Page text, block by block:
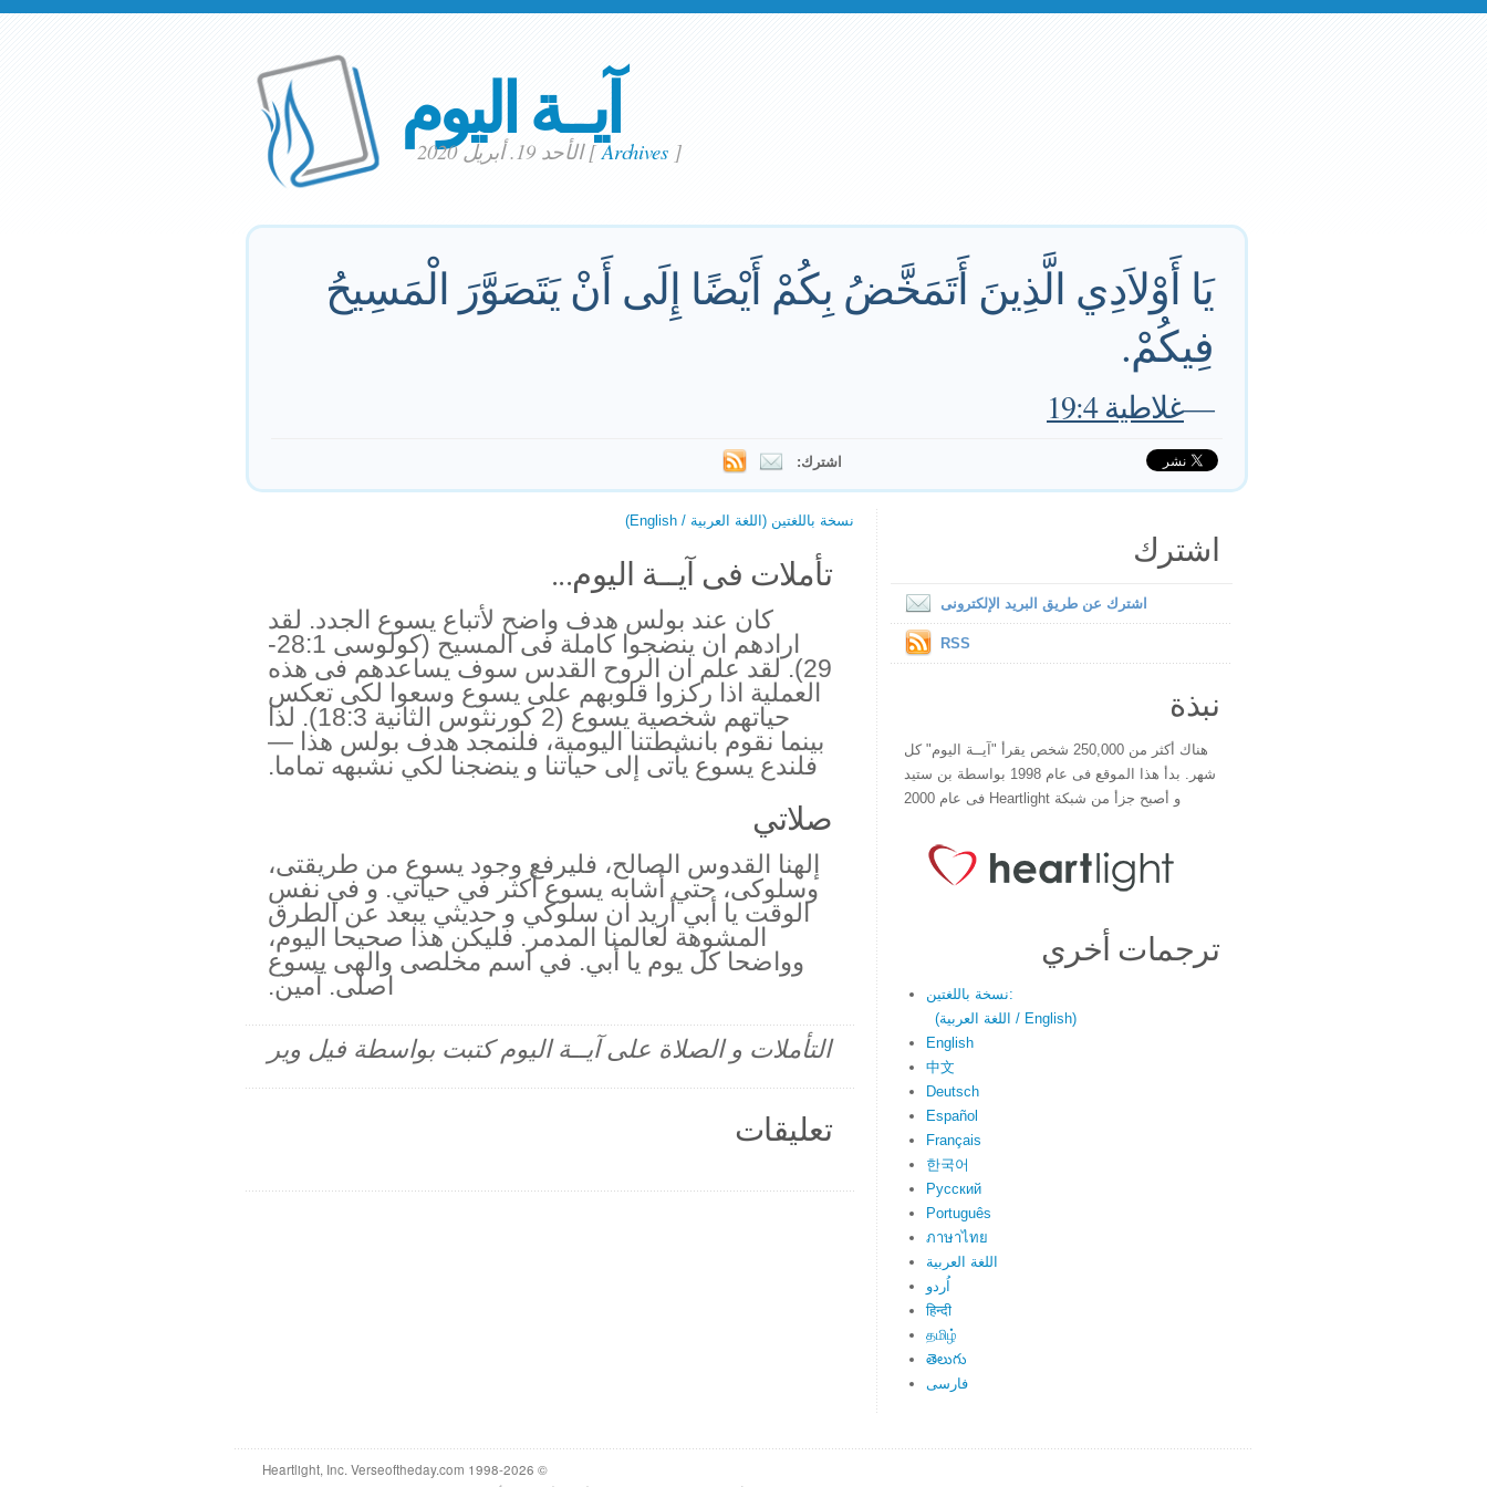
آيــة اليوم
الأحد 19. أبريل 2020[Archives]
يَا أَوْلاَدِي الَّذِينَ أَتَمَخَّضُ بِكُمْ أَيْضًا إِلَى أَنْ يَتَصَوَّرَ الْمَسِيحُ
فِيكُمْ.
—غلاطية 19:4
اشترك:
نسخة باللغتين (اللغة العربية / English)
تأملات فى آيــة اليوم...
كان عند بولس هدف واضح لأتباع يسوع الجدد. لقد
ارادهم ان ينضجوا كاملة فى المسيح (كولوسى 28:1-
29). لقد علم ان الروح القدس سوف يساعدهم فى هذه
العملية اذا ركزوا قلوبهم على يسوع وسعوا لكى تعكس
حياتهم شخصية يسوع (2 كورنثوس الثانية 18:3). لذا
بينما نقوم بانشطتنا اليومية، فلنمجد هدف بولس هذا —
فلندع يسوع يأتى إلى حياتنا و ينضجنا لكي نشبهه تماما.
صلاتي
إلهنا القدوس الصالح، فليرفع وجود يسوع من طريقتى،
وسلوكى، حتي أشابه يسوع أكثر في حياتي. و في نفس
الوقت يا أبي أريد ان سلوكي و حديثي يبعد عن الطرق
المشوهة لعالمنا المدمر. فليكن هذا صحيحا اليوم،
وواضحا كل يوم يا أبي. في اسم مخلصى والهى يسوع
اصلى. آمين.
التأملات و الصلاة على آيــة اليوم كتبت بواسطة فيل وير
تعليقات
اشترك
اشترك عن طريق البريد الإلكترونى
RSS
نبذة
هناك أكثر من 250,000 شخص يقرأ "آيــة اليوم" كل
شهر. بدأ هذا الموقع فى عام 1998 بواسطة بن ستيد
و أصبح جزأ من شبكة Heartlight فى عام 2000
ترجمات أخري
نسخة باللغتين:
(اللغة العربية / English)
English
中文
Deutsch
Español
Français
한국어
Русский
Português
ภาษาไทย
اللغة العربية
اُردو
हिन्दी
தமிழ்
తెలుగు
فارسی
© 1998-2026 Heartlight, Inc. Verseoftheday.com